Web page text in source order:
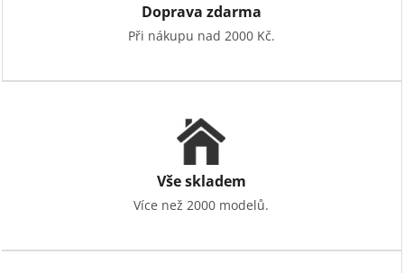
Doprava zdarma
Při nákupu nad 2000 Kč.
Vše skladem
Více než 2000 modelů.